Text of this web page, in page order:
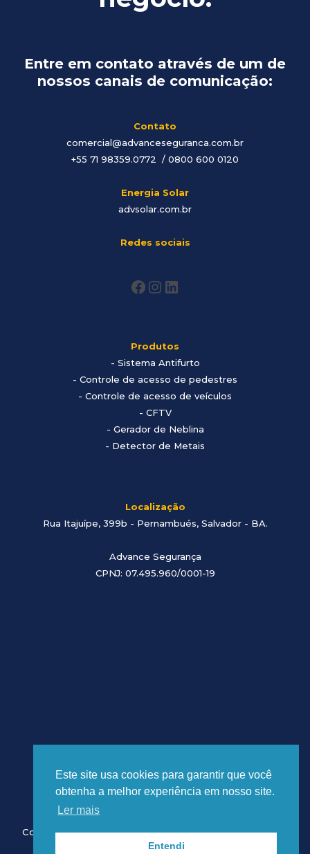
Entre em contato através de um de
nossos canais de comunicação:
Contato
comercial@advanceseguranca.com.br
+55 71 98359.0772 / 0800 600 0120
Energia Solar
advsolar.com.br
Redes sociais
Produtos
- Sistema Antifurto
- Controle de acesso de pedestres
- Controle de acesso de veículos
- CFTV
- Gerador de Neblina
- Detector de Metais
Localização
Rua Itajuípe, 399b - Pernambués, Salvador - BA.
Advance Segurança
CPNJ: 07.495.960/0001-19
Copyright © 2026 Advance Segurança. Desenvolvido por
brutalist.work
Este site usa cookies para garantir que você
obtenha a melhor experiência em nosso site.
Ler mais
Entendi